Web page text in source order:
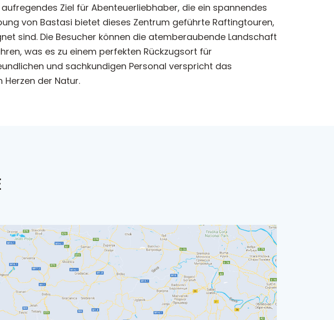
Ziel für Abenteuerliebhaber, die ein spannendes
von Bastasi bietet dieses Zentrum geführte Raftingtouren,
sind. Die Besucher können die atemberaubende Landschaft
was es zu einem perfekten Rückzugsort für
und sachkundigen Personal verspricht das
der Natur.